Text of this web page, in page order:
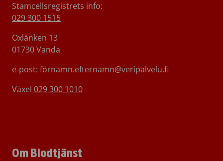
Stamcellsregistrets info:
029 300 1515
Oxlänken 13
01730 Vanda
e-post: förnamn.efternamn@veripalvelu.fi
Växel 029 300 1010
Om Blodtjänst